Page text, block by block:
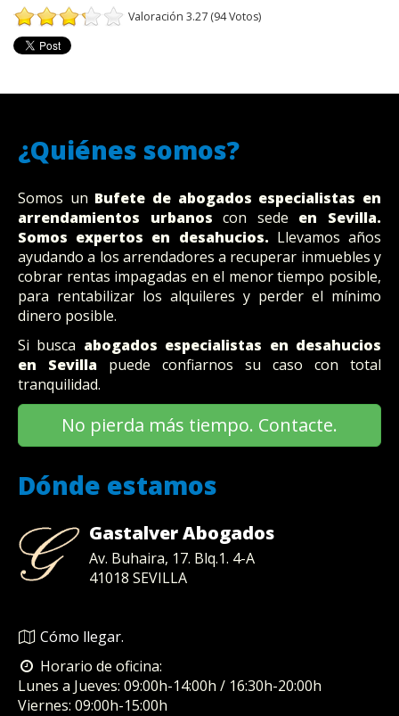
Valoración 3.27 (94 Votos)
¿Quiénes somos?
Somos un Bufete de abogados especialistas en
arrendamientos urbanos con sede en Sevilla.
Somos expertos en desahucios. Llevamos años
ayudando a los arrendadores a recuperar inmuebles y
cobrar rentas impagadas en el menor tiempo posible,
para rentabilizar los alquileres y perder el mínimo
dinero posible.
Si busca abogados especialistas en desahucios
en Sevilla puede confiarnos su caso con total
tranquilidad.
No pierda más tiempo. Contacte.
Dónde estamos
Gastalver Abogados
Av. Buhaira, 17. Blq.1. 4-A
41018 SEVILLA
Cómo llegar.
Horario de oficina:
Lunes a Jueves: 09:00h-14:00h / 16:30h-20:00h
Viernes: 09:00h-15:00h